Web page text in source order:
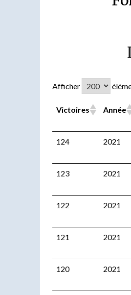
Afficher
Victoires Année
124 2021
123 2021
122 2021
121 2021
120 2021